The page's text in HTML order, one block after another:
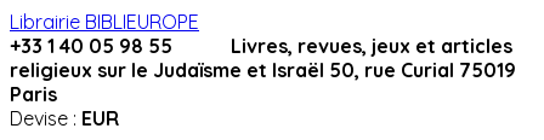
Librairie BIBLIEUROPE
+33 1 40 05 98 55 Livres, revues, jeux et articles
religieux sur le Judaïsme et Israël 50, rue Curial 75019
Paris
Devise : EUR